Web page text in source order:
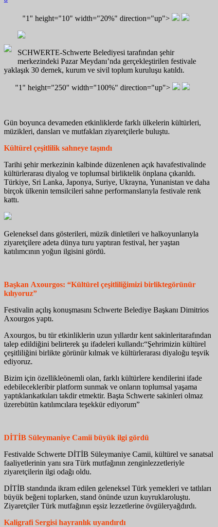
"1" height="10" width="20%" direction="up">
SCHWERTE-Schwerte Belediyesi tarafından şehir
merkezindeki Pazar Meydanı’nda gerçekleştirilen festivale
yaklaşık 30 dernek, kurum ve sivil toplum kuruluşu katıldı.
height="250" width="100%" direction="up">
Gün boyunca devameden etkinliklerde farklı ülkelerin kültürleri,
müzikleri, dansları ve mutfakları ziyaretçilerle buluştu.
Kültürel çeşitlilik sahneye taşındı
Tarihi şehir merkezinin kalbinde düzenlenen açık havafestivalinde
kültürlerarası diyalog ve toplumsal birliktelik önplana çıkarıldı.
Türkiye, Sri Lanka, Japonya, Suriye, Ukrayna, Yunanistan ve daha
birçok ülkenin temsilcileri sahne performanslarıyla festivale renk
kattı.
Geleneksel dans gösterileri, müzik dinletileri ve halkoyunlarıyla
ziyaretçilere adeta dünya turu yaptıran festival, her yaştan
katılımcının yoğun ilgisini gördü.
Başkan Axourgos: “Kültürel çeşitliliğimizi birliktegörünür
kılıyoruz”
Festivalin açılış konuşmasını Schwerte Belediye Başkanı Dimitrios
Axourgos yaptı.
Axourgos, bu tür etkinliklerin uzun yıllardır kent sakinleritarafından
talep edildiğini belirterek şu ifadeleri kullandı:“Şehrimizin kültürel
çeşitliliğini birlikte görünür kılmak ve kültürlerarası diyaloğu teşvik
ediyoruz.
Bizim için özellikleönemli olan, farklı kültürlere kendilerini ifade
edebilecekleribir platform sunmak ve onların toplumsal yaşama
yaptıklarıkatkıları takdir etmektir. Başta Schwerte sakinleri olmaz
üzerebütün katılımcılara teşekkür ediyorum”
DİTİB Süleymaniye Camii büyük ilgi gördü
Festivalde Schwerte DİTİB Süleymaniye Camii, kültürel ve sanatsal
faaliyetlerinin yanı sıra Türk mutfağının zenginlezzetleriyle
ziyaretçilerin ilgi odağı oldu.
DİTİB standında ikram edilen geleneksel Türk yemekleri ve tatlıları
büyük beğeni toplarken, stand önünde uzun kuyruklaroluştu.
Ziyaretçiler Türk mutfağının eşsiz lezzetlerine övgüleryağdırdı.
Kaligrafi Sergisi hayranlık uyandırdı